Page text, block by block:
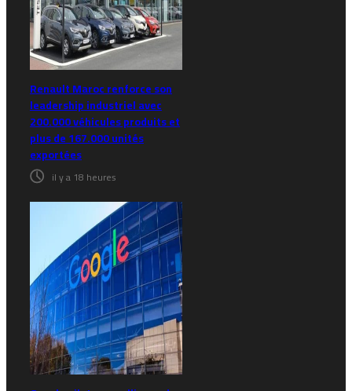
Renault Maroc renforce son
leadership industriel avec
200.000 véhicules produits et
plus de 167.000 unités
exportées
il y a 18 heures